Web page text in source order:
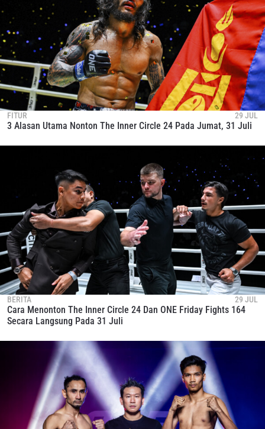
FITUR 29 JUL
3 Alasan Utama Nonton The Inner Circle 24 Pada Jumat, 31 Juli
BERITA 29 JUL
Cara Menonton The Inner Circle 24 Dan ONE Friday Fights 164
Secara Langsung Pada 31 Juli